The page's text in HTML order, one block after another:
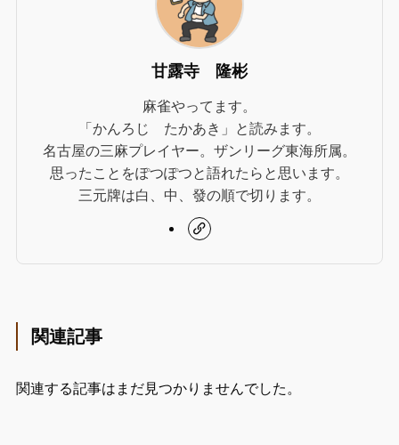
甘露寺 隆彬
麻雀やってます。
「かんろじ たかあき」と読みます。
名古屋の三麻プレイヤー。ザンリーグ東海所属。
思ったことをぽつぽつと語れたらと思います。
三元牌は白、中、發の順で切ります。
関連記事
関連する記事はまだ見つかりませんでした。